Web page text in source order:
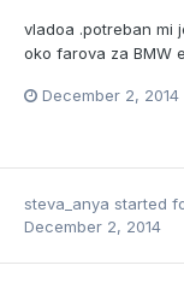
vladoa .potreban mi
oko farova za BMW
December 2, 2014
steva_anya started
December 2, 2014